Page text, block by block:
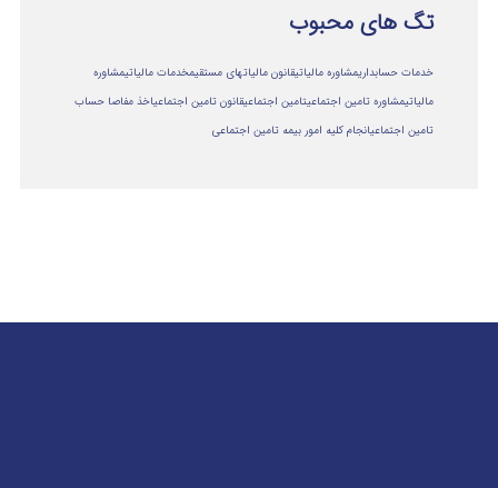
تگ های محبوب
خدمات حسابداریمشاوره مالیاتیقانون مالیاتهای مستقیمخدمات مالیاتیمشاوره
مالياتيمشاوره تامین اجتماعیتامین اجتماعیقانون تامین اجتماعیاخذ مفاصا حساب
تامین اجتماعیانجام کلیه امور بیمه تامین اجتماعی